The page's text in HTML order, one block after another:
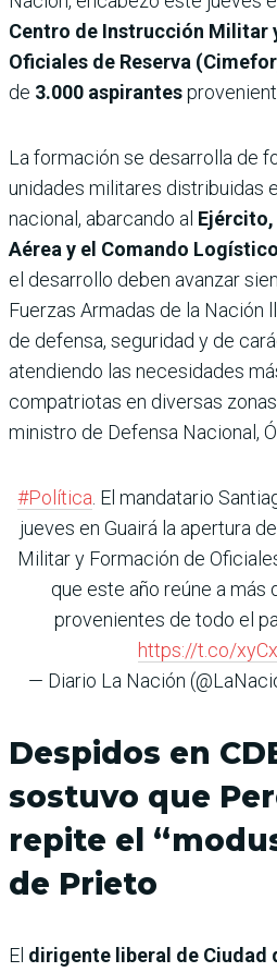
Centro de Instrucción Militar
Oficiales de Reserva
de 3.000 aspirantes
La formación se desarrolla de
unidades militares distribuidas
nacional, abarcando al Ejército,
Aérea y el Comando Logístico
el desarrollo deben avanzar
Fuerzas Armadas de la Nación
de defensa, seguridad y de
atendiendo las necesidades
compatriotas en diversas
ministro de Defensa Nacional,
#Política . El mandatario
jueves en Guairá la apertura
Militar y Formación de
que este año reúne a más
provenientes de todo el
https://t.co/
— Diario La Nación
Despidos en
sostuvo que
repite el
de Prieto
El dirigente liberal de Ciudad